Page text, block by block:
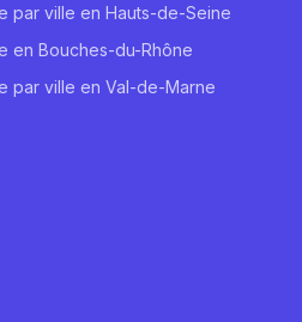
par ville en Hauts-de-Seine
en Bouches-du-Rhône
par ville en Val-de-Marne